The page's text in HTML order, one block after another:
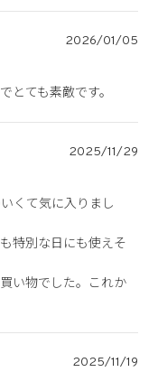
2026/01/05
とても素敵です。
2025/11/29
くて気に入りまし
特別な日にも使えそ
い物でした。これか
2025/11/19